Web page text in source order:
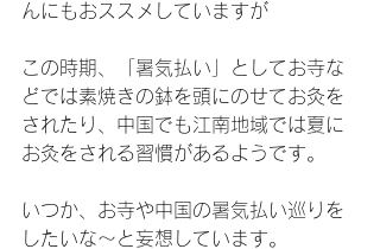
んにもおススメしていますが
この時期、「暑気払い」としてお寺な
どでは素焼きの鉢を頭にのせてお灸を
されたり、中国でも江南地域では夏に
お灸をされる習慣があるようです。
いつか、お寺や中国の暑気払い巡りを
したいな～と妄想しています。